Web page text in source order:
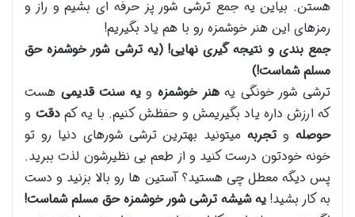
هستن. بیاین یه جمع ترشی شور پز حرفه ای بشیم و راز و
رمزهای این هنر خوشمزه رو با هم یاد بگیریم!
جمع بندی و نتیجه گیری نهایی! (یه ترشی شور خوشمزه حق
مسلم شماست!)
ترشی شور خونگی یههنر خوشمزهویه سنت قدیمی هست
که ارزش داره یاد بگیریمش و حفظش کنیم. با یه کمدقت و
حوصلهو تجربهمیتونید بهترین ترشی شورهای دنیا رو تو
خونه خودتون درست کنید و از طعم بی نظیرشون لذت ببرید.
پس دیگه معطل چی هستید؟ آستین ها رو بالا بزنید و دست
به کار بشید! یه شیشه ترشی شور خوشمزه حق مسلم شماست!